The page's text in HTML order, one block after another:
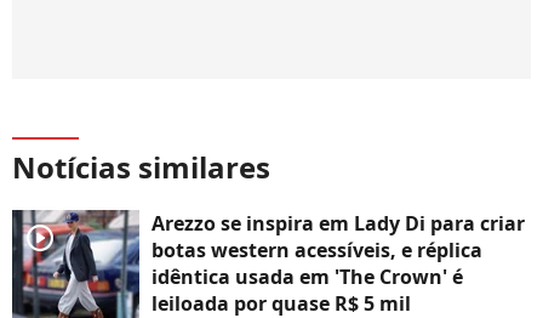
Notícias similares
player2
Arezzo se inspira em Lady Di para criar
botas western acessíveis, e réplica
idêntica usada em 'The Crown' é
leiloada por quase R$ 5 mil